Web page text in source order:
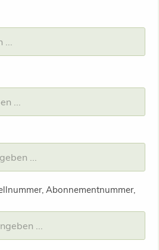
Abonnementnummer,